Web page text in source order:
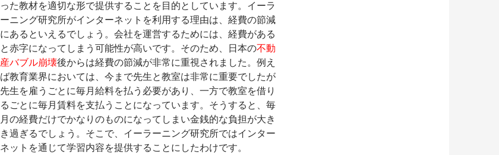
った教材を適切な形で提供することを目的としています。イーラ
ーニング研究所がインターネットを利用する理由は、経費の節減
にあるといえるでしょう。会社を運営するためには、経費がある
と赤字になってしまう可能性が高いです。そのため、日本の不動
産バブル崩壊後からは経費の節減が非常に重視されました。例え
ば教育業界においては、今まで先生と教室は非常に重要でしたが
先生を雇うごとに毎月給料を払う必要があり、一方で教室を借り
るごとに毎月賃料を支払うことになっています。そうすると、毎
月の経費だけでかなりのものになってしまい金銭的な負担が大き
き過ぎるでしょう。そこで、イーラーニング研究所ではインター
ネットを通じて学習内容を提供することにしたわけです。